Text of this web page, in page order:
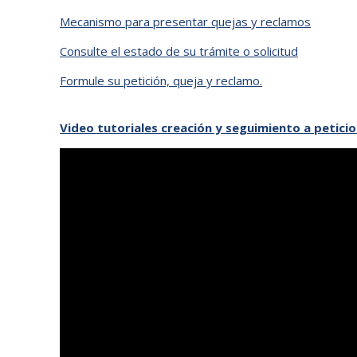
Mecanismo para presentar quejas y reclamos
Consulte el estado de su trámite o solicitud
Formule su petición, queja y reclamo.
Video tutoriales creación y seguimiento a